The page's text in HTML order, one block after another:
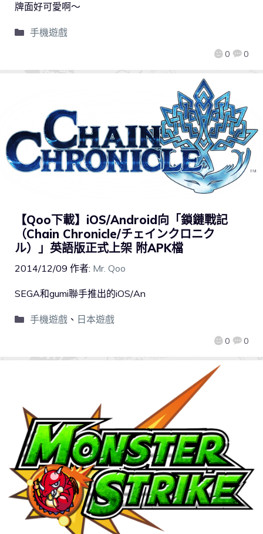
0 0
牌面好可愛啊～
手機遊戲
【Qoo下載】iOS/Android向「鎖鏈戰記
（Chain Chronicle/チェインクロニク
ル）」英語版正式上架 附APK檔
2014/12/09 作者: Mr. Qoo
0 0
SEGA和gumi聯手推出的iOS/An
手機遊戲、 日本遊戲